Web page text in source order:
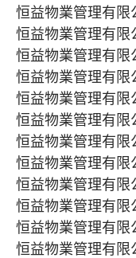
恒益物業管理有限
恒益物業管理有限
恒益物業管理有限
恒益物業管理有限
恒益物業管理有限
恒益物業管理有限
恒益物業管理有限
恒益物業管理有限
恒益物業管理有限
恒益物業管理有限
恒益物業管理有限
恒益物業管理有限